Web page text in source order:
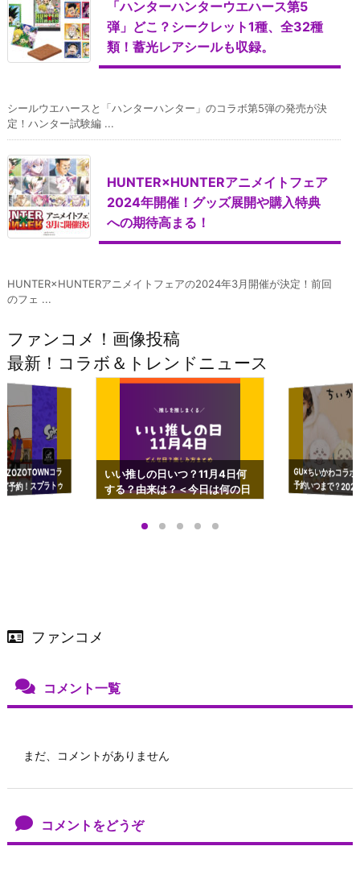
「ハンターハンターウエハース第5
弾」どこ？シークレット1種、全32種
類！蓄光レアシールも収録。
シールウエハースと「ハンターハンター」のコラボ第5弾の発売が決
定！ハンター試験編 ...
HUNTER×HUNTERアニメイトフェア
2024年開催！グッズ展開や購入特典
への期待高まる！
HUNTER×HUNTERアニメイトフェアの2024年3月開催が決定！前回
のフェ ...
ファンコメ！画像投稿
最新！コラボ＆トレンドニュース
コラ
予約！スプラトゥ
ップも渋谷Hz
いい推しの日いつ？11月4日何
する？由来は？＜今日は何の日
GU×ちいかわコラ
予約いつまで？
ーチやショルダー
ファンコメ
コメント一覧
まだ、コメントがありません
コメントをどうぞ